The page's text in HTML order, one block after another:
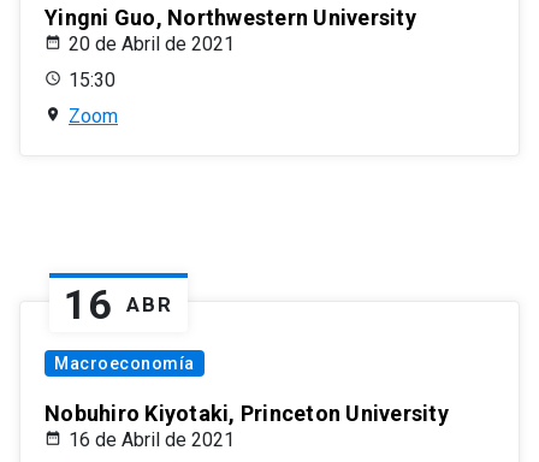
Yingni Guo, Northwestern University
20 de Abril de 2021
15:30
Zoom
16 ABR
Macroeconomía
Nobuhiro Kiyotaki, Princeton University
16 de Abril de 2021